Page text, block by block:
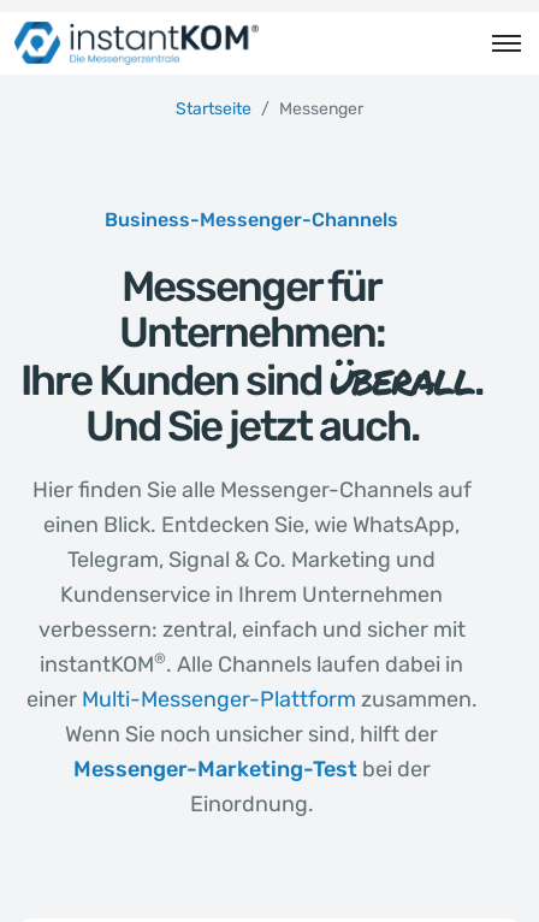
Startseite Messenger
Business-Messenger-Channels
Messenger für
Unternehmen:
Ihre Kunden sindüberall.
Und Sie jetzt auch.
Hier finden Sie alle Messenger-Channels auf
einen Blick. Entdecken Sie, wie WhatsApp,
Telegram, Signal & Co. Marketing und
Kundenservice in Ihrem Unternehmen
verbessern: zentral, einfach und sicher mit
instantKOM®. Alle Channels laufen dabei in
einer Multi-Messenger-Plattform zusammen.
Wenn Sie noch unsicher sind, hilft der
Messenger-Marketing-Testbei der
Einordnung.